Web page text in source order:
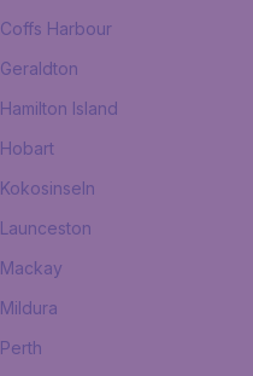
Coffs Harbour
Geraldton
Hamilton Island
Hobart
Kokosinseln
Launceston
Mackay
Mildura
Perth